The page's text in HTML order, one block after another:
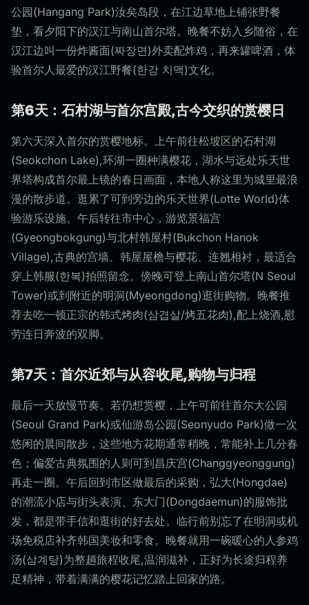
公园(Hangang Park)汝矣岛段，在江边草地上铺张野餐
垫，看夕阳下的汉江与南山首尔塔。晚餐不妨入乡随俗，在
汉江边叫一份炸酱面(짜장면)外卖配炸鸡，再来罐啤酒，体
验首尔人最爱的汉江野餐(한강 치맥)文化。
第6天：石村湖与首尔宫殿,古今交织的赏樱日
第六天深入首尔的赏樱地标。上午前往松坡区的石村湖
(Seokchon Lake),环湖一圈种满樱花，湖水与远处乐天世
界塔构成首尔最上镜的春日画面，本地人称这里为城里最浪
漫的散步道。逛累了可到旁边的乐天世界(Lotte World)体
验游乐设施。午后转往市中心，游览景福宫
(Gyeongbokgung)与北村韩屋村(Bukchon Hanok
Village),古典的宫墙、韩屋屋檐与樱花、连翘相衬，最适合
穿上韩服(한복)拍照留念。傍晚可登上南山首尔塔(N Seoul
Tower)或到附近的明洞(Myeongdong)逛街购物。晚餐推
荐去吃一顿正宗的韩式烤肉(삼겹살/烤五花肉),配上烧酒,慰
劳连日奔波的双脚。
第7天：首尔近郊与从容收尾,购物与归程
最后一天放慢节奏。若仍想赏樱，上午可前往首尔大公园
(Seoul Grand Park)或仙游岛公园(Seonyudo Park)做一次
悠闲的晨间散步，这些地方花期通常稍晚，常能补上几分春
色；偏爱古典氛围的人则可到昌庆宫(Changgyeonggung)
再走一圈。午后回到市区做最后的采购，弘大(Hongdae)
的潮流小店与街头表演、东大门(Dongdaemun)的服饰批
发，都是带手信和逛街的好去处。临行前别忘了在明洞或机
场免税店补齐韩国美妆和零食。晚餐就用一碗暖心的人参鸡
汤(삼계탕)为整趟旅程收尾,温润滋补，正好为长途归程养
足精神，带着满满的樱花记忆踏上回家的路。